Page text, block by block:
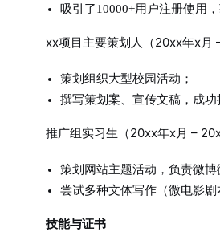
吸引了10000+用户注册使用
xx项目主要策划人（20xx年x月
策划组织大型校园活动；
撰写策划案、宣传文稿，成
推广组实习生（20xx年x月 –
策划网站主题活动，负责微
尝试多种文体写作（微电影
技能与证书